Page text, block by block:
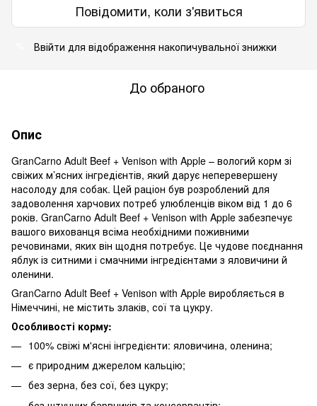
Повідомити, коли з'явиться
Ввійти для відображення накопичувальної знижки
До обраного
Опис
GranCarno Adult Beef + Venison with Apple – вологий корм зі
свіжих м’ясних інгредієнтів, який дарує неперевершену
насолоду для собак. Цей раціон був розроблений для
задоволення харчових потреб улюбленців віком від 1 до 6
років. GranCarno Adult Beef + Venison with Apple забезпечує
вашого вихованця всіма необхідними поживними
речовинами, яких він щодня потребує. Це чудове поєднання
яблук із ситними і смачними інгредієнтами з яловичини й
оленини.
GranCarno Adult Beef + Venison with Apple виробляється в
Німеччині, не містить злаків, сої та цукру.
Особливості корму:
100% свіжі м'ясні інгредієнти: яловичина, оленина;
є природним джерелом кальцію;
без зерна, без сої, без цукру;